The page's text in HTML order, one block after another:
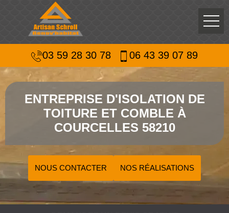
03 59 28 30 78 06 43 39 07 89
ENTREPRISE D'ISOLATION DE
TOITURE ET COMBLE À
COURCELLES 58210
NOUS CONTACTER NOS RÉALISATIONS